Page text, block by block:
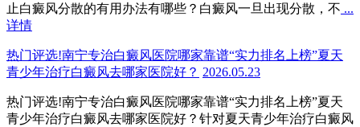
止白癜风分散的有用办法有哪些？白癜风一旦出现分散，不 ...
详情
热门评选!南宁专治白癜风医院哪家靠谱“实力排名上榜”夏天
青少年治疗白癜风去哪家医院好？ 2026.05.23
热门评选!南宁专治白癜风医院哪家靠谱“实力排名上榜”夏天
青少年治疗白癜风去哪家医院好？针对夏天青少年治疗白癜风